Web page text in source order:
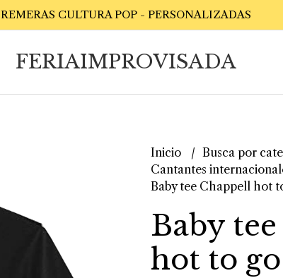
REMERAS CULTURA POP - PERSONALIZADAS
FERIAIMPROVISADA
Inicio
Busca por
Cantantes
Baby tee Chappell hot
Baby
hot to go